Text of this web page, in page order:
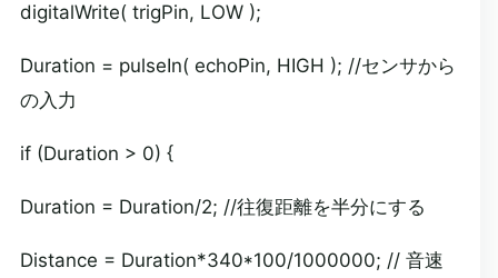
digitalWrite( trigPin, LOW );
Duration = pulseIn( echoPin, HIGH ); //センサから
の入力
if (Duration > 0) {
Duration = Duration/2; //往復距離を半分にする
Distance = Duration*340*100/1000000; // 音速